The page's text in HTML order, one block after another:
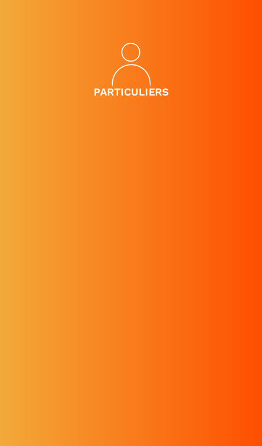
PARTICULIERS